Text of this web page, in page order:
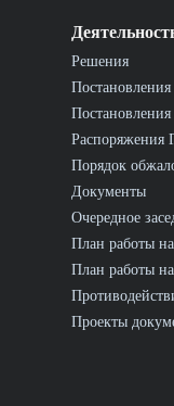
Решения
Постановления
Распоряжения
Порядок
Документы
Очередное
План работы
План работы на
Проекты